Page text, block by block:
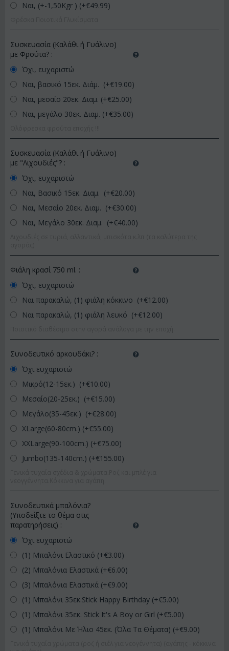
Ναι, (+-1,50Kgr ) (+€49.99)
Συσκευασία (Καλάθι ή Γυάλινο)
με Φρούτα? :
Όχι, ευχαριστώ
Ναι, βασικό 15εκ. Διάμ. (+€19.00)
Ναι, μεσαίο 20εκ. Διαμ. (+€25.00)
Ναι, μεγάλο 30εκ. Διαμ. (+€35.00)
Συσκευασία (Καλάθι ή Γυάλινο)
με "Λιχουδιές"? :
Όχι, ευχαριστώ
Ναι, Βασικό 15εκ. Διαμ. (+€20.00)
Ναι, Μεσαίο 20εκ. Διαμ. (+€30.00)
Ναι, Μεγάλο 30εκ. Διαμ. (+€40.00)
Φιάλη κρασί 750 ml. :
Όχι, ευχαριστώ
Ναι παρακαλώ, (1) φιάλη κόκκινο (+€12.00)
Ναι παρακαλώ, (1) φιάλη λευκό (+€12.00)
Συνοδευτικό αρκουδάκι? :
Όχι ευχαριστώ
Μικρό(12-15εκ.) (+€10.00)
Μεσαίο(20-25εκ.) (+€15.00)
Μεγάλο(35-45εκ.) (+€28.00)
XLarge(60-80cm.) (+€55.00)
XXLarge(90-100cm.) (+€75.00)
Jumbo(135-140cm.) (+€155.00)
Συνοδευτικά μπαλόνια?
(Υποδείξτε το θέμα στις
παρατηρήσεις) :
Όχι ευχαριστώ
(1) Μπαλόνι Ελαστικό (+€3.00)
(2) Μπαλόνια Ελαστικά (+€6.00)
(3) Μπαλόνια Ελαστικά (+€9.00)
(1) Μπαλόνι 35εκ.Stick Happy Birthday (+€5.00)
(1) Μπαλόνι 35εκ. Stick It's A Boy or Girl (+€5.00)
(1) Μπαλόνι Με Ήλιο 45εκ. (Όλα Τα Θέματα) (+€9.00)